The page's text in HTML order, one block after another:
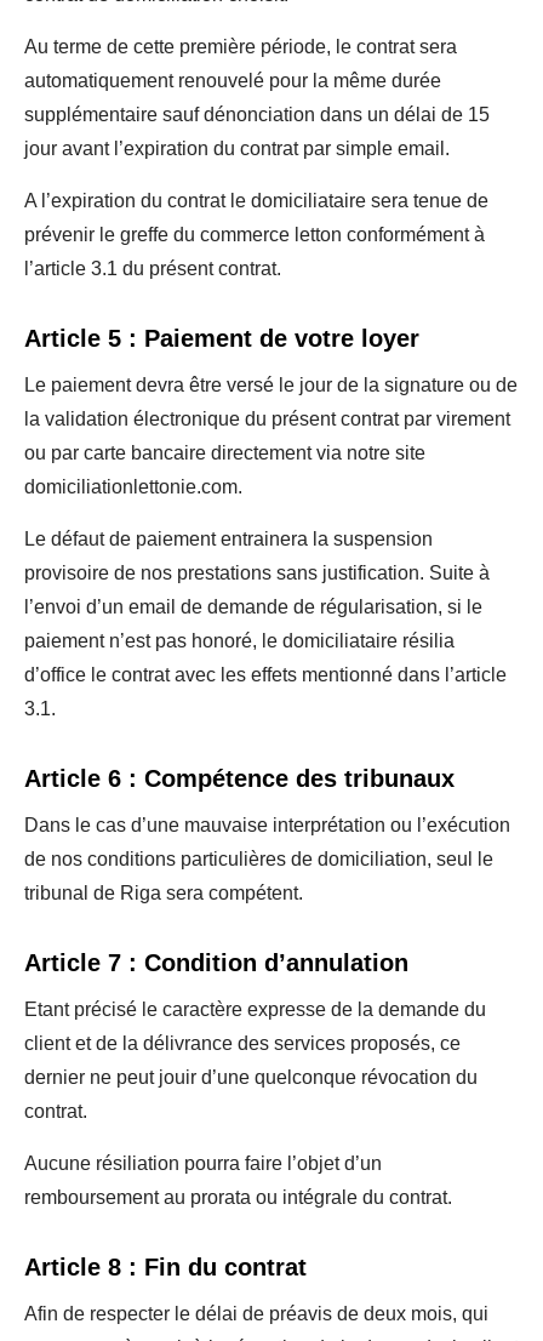
Au terme de cette première période, le contrat sera
automatiquement renouvelé pour la même durée
supplémentaire sauf dénonciation dans un délai de 15
jour avant l’expiration du contrat par simple email.
A l’expiration du contrat le domiciliataire sera tenue de
prévenir le greffe du commerce letton conformément à
l’article 3.1 du présent contrat.
Article 5 : Paiement de votre loyer
Le paiement devra être versé le jour de la signature ou de
la validation électronique du présent contrat par virement
ou par carte bancaire directement via notre site
domiciliationlettonie.com.
Le défaut de paiement entrainera la suspension
provisoire de nos prestations sans justification. Suite à
l’envoi d’un email de demande de régularisation, si le
paiement n’est pas honoré, le domiciliataire résilia
d’office le contrat avec les effets mentionné dans l’article
3.1.
Article 6 : Compétence des tribunaux
Dans le cas d’une mauvaise interprétation ou l’exécution
de nos conditions particulières de domiciliation, seul le
tribunal de Riga sera compétent.
Article 7 : Condition d’annulation
Etant précisé le caractère expresse de la demande du
client et de la délivrance des services proposés, ce
dernier ne peut jouir d’une quelconque révocation du
contrat.
Aucune résiliation pourra faire l’objet d’un
remboursement au prorata ou intégrale du contrat.
Article 8 : Fin du contrat
Afin de respecter le délai de préavis de deux mois, qui